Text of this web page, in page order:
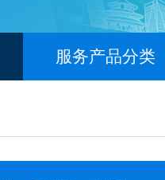
服务产品分类